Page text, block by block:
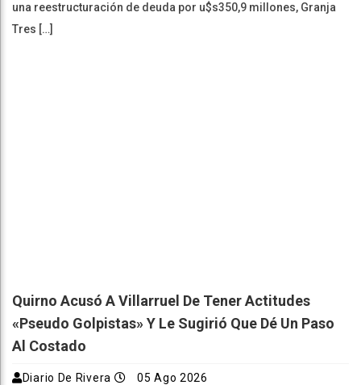
una reestructuración de deuda por u$s350,9 millones, Granja
Tres […]
Quirno Acusó A Villarruel De Tener Actitudes
«pseudo Golpistas» Y Le Sugirió Que Dé Un Paso
Al Costado
Diario De Rivera 05 Ago 2026